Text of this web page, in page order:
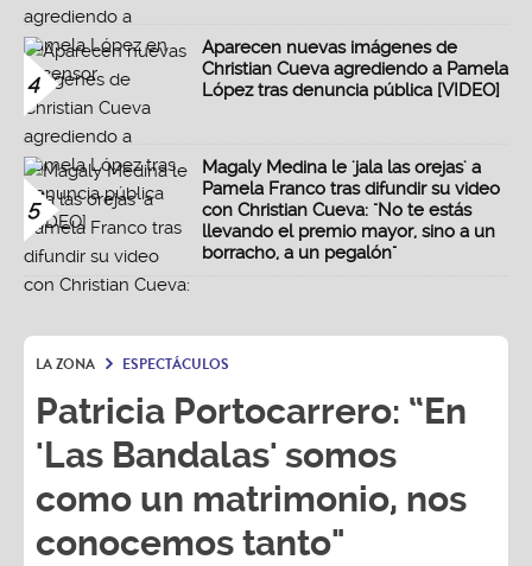
4
Aparecen nuevas imágenes de
Christian Cueva agrediendo a Pamela
López tras denuncia pública [VIDEO]
5
Magaly Medina le 'jala las orejas' a
Pamela Franco tras difundir su video
con Christian Cueva: "No te estás
llevando el premio mayor, sino a un
borracho, a un pegalón"
LA ZONA ESPECTÁCULOS
Patricia Portocarrero: “En
'Las Bandalas' somos
como un matrimonio, nos
conocemos tanto"